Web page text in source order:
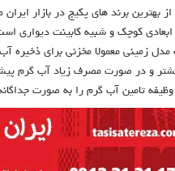
بهترین برند های پکیج در بازار
کوچک و شبیه کابینت
مدل زمینی معمولا مخزنی برای
و در صورت مصرف زیاد آب گرم
تامین آب گرم را به صورت